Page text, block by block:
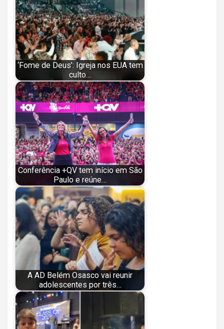
‘Fome de Deus’: Igreja nos EUA tem
culto…
Conferência +QV tem início em São
Paulo e reúne…
A AD Belém Osasco vai reunir
adolescentes por três…